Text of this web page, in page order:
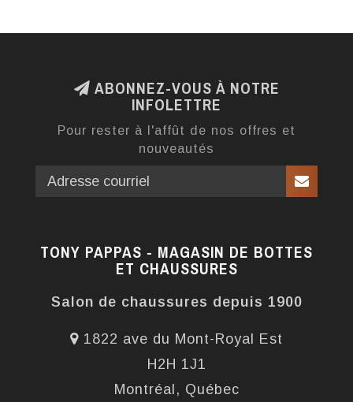
ABONNEZ-VOUS À NOTRE
INFOLETTRE
Pour rester à l'affût de nos offres et
nouveautés
TONY PAPPAS - MAGASIN DE BOTTES
ET CHAUSSURES
Salon de chaussures depuis 1900
1822 ave du Mont-Royal Est
H2H 1J1
Montréal, Québec